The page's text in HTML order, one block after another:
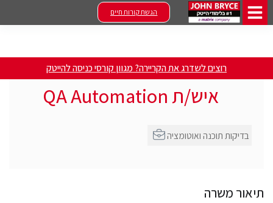
הגשת קורות חיים
רוצים לשדרג את הקריירה? מגוון קורסי כניסה להייטק
איש/ת QA Automation
תיאור משרה